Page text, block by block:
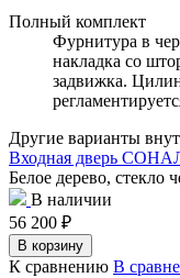
Полный комплект
Фурнитура в
накладка со
задвижка.
Другие варианты
Входная дверь
Белое дерево, стекло
В наличии
56 200 ₽
В корзину
К сравнению В